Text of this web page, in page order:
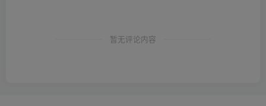
暂无评论内容